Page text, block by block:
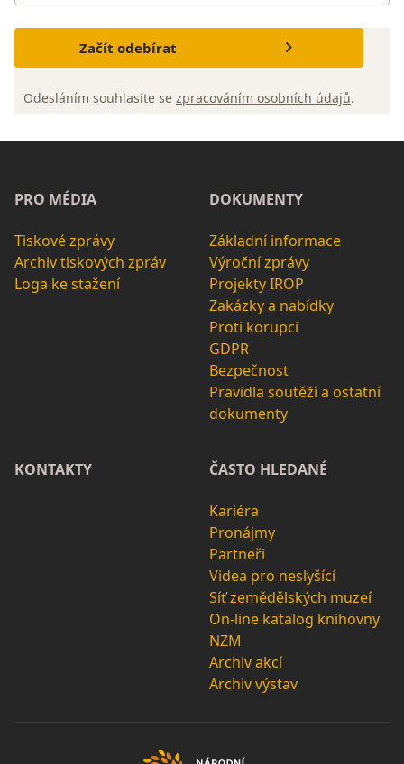
Začít odebírat
Odesláním souhlasíte se zpracováním osobních údajů.
PRO MÉDIA
Tiskové zprávy
Archiv tiskových zpráv
Loga ke stažení
DOKUMENTY
Základní informace
Výroční zprávy
Projekty IROP
Zakázky a nabídky
Proti korupci
GDPR
Bezpečnost
Pravidla soutěží a ostatní
dokumenty
KONTAKTY ČASTO HLEDANÉ
Kariéra
Pronájmy
Partneři
Videa pro neslyšící
Síť zemědělských muzeí
On-line katalog knihovny
NZM
Archiv akcí
Archiv výstav